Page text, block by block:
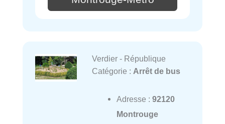
Verdier - République
Catégorie : Arrêt de bus
Adresse : 92120
Montrouge